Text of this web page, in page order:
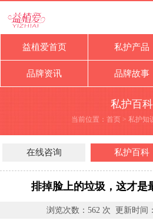
益植爱首页 私护产品
品牌资讯 品牌故事
私护百科
当前位置： 首页 > 私护知
在线咨询 私护百科
排掉脸上的垃圾，这才是
浏览次数： 562 次 更新时间：